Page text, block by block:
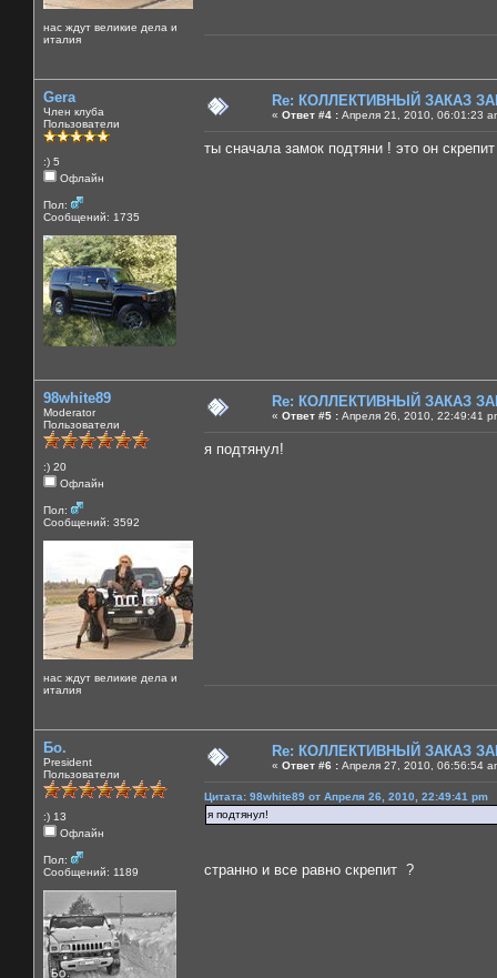
нас ждут великие дела и
италия
Gera
Член клуба
Пользователи
:) 5
Офлайн
Пол:
Сообщений: 1735
Re: КОЛЛЕКТИВНЫЙ ЗАКАЗ
« Ответ #4 : Апреля 21, 2010, 06:01:23
ты сначала замок подтяни ! это он
98white89
Moderator
Пользователи
:) 20
Офлайн
Пол:
Сообщений: 3592
нас ждут великие дела и
италия
Re: КОЛЛЕКТИВНЫЙ ЗАКАЗ
« Ответ #5 : Апреля 26, 2010, 22:49:41
я подтянул!
Бо.
President
Пользователи
:) 13
Офлайн
Пол:
Сообщений: 1189
Re: КОЛЛЕКТИВНЫЙ ЗАКАЗ
« Ответ #6 : Апреля 27, 2010, 06:56:54
Цитата: 98white89 от Апреля 26, 2010, 22:49:41 pm
я подтянул!
странно и все равно скрепит ?